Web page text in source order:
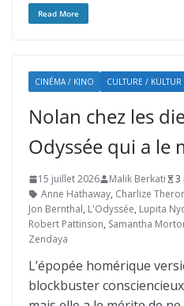
Read More
CINÉMA / KINO CULTURE / KULTUR
Nolan chez les
Odyssée qui a le
15 juillet 2026 Malik Berkati
3
Anne Hathaway, Charlize
Jon Bernthal, L'Odyssée, Lupita
Robert Pattinson, Samantha
Zendaya
L’épopée homérique
blockbuster